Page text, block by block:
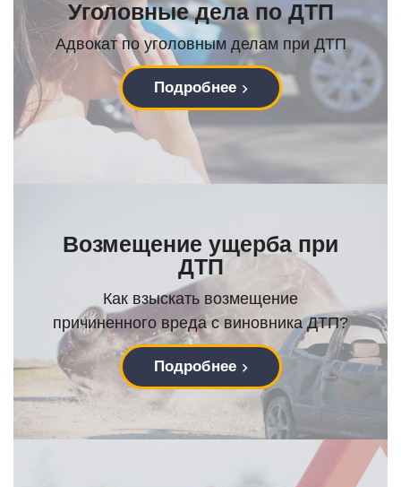
Уголовные дела по ДТП
Адвокат по уголовным делам при ДТП
Подробнее
Возмещение ущерба при
ДТП
Как взыскать возмещение
причиненного вреда с виновника ДТП?
Подробнее